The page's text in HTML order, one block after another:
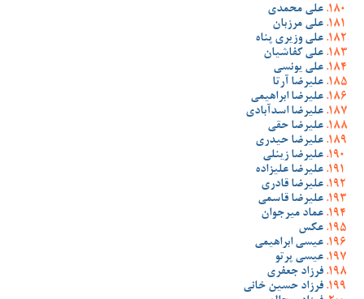
علی محمدی
علی مرزبان
علی وزیری پناه
علی کفاشیان
علی یونسی
علیرضا آرتا
علیرضا ابراهیمی
علیرضا اسدآبادی
علیرضا حقی
علیرضا حیدری
علیرضا زینلی
علیرضا علیزاده
علیرضا قادری
علیرضا قاسمی
عماد میرجوان
عکس
عیسی ابراهیمی
عیسی پرتو
فرزاد جعفری
فرزاد حسین خانی